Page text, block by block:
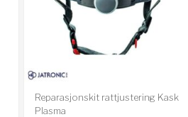
Reparasjonskit rattjustering Kask
Plasma